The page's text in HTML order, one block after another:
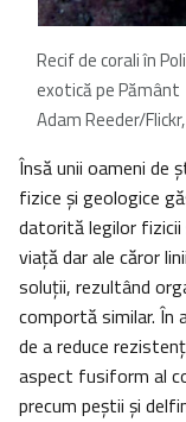
Recif de corali în
exotică pe Pământ
Adam Reeder/Flickr,
Însă unii oameni de
fizice și geologice
datorită legilor fizicii
viață dar ale căror
soluții, rezultând
comportă similar. În
de a reduce
aspect fusiform al
precum peștii și